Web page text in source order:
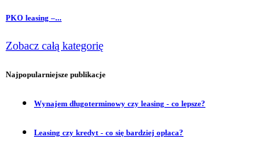
PKO leasing –...
Zobacz całą kategorię
Najpopularniejsze publikacje
Wynajem długoterminowy czy leasing - co lepsze?
Leasing czy kredyt - co się bardziej opłaca?